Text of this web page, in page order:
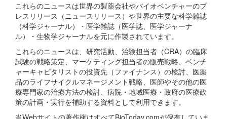
これらのニュースは世界の製薬会社やバイオベンチャーのプ
レスリリース（ニュースリリース）や世界の主要な科学雑誌
（科学ジャーナル）・医学雑誌（医学誌、医学ジャーナ
ル）・生物学ジャーナルを元に作製されています。
これらのニュースは、研究活動、治験担当者（CRA）の臨床
試験の戦略策定、マーケティング担当者の販売戦略、ベンチ
ャーキャピタリストの投資先（ファイナンス）の検討、医薬
品のライフサイクルマネージメント戦略、医師やその他の医
療専門家の治療方法の検討、病院・地域医療・政府の医療政
策の計画・実行を補助する資料として利用できます。